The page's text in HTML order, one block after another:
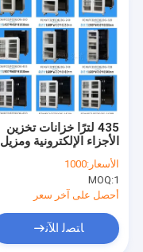
435 لترًا خزانات تخزين
الأجزاء الإلكترونية ومزيل
الرطوبة والدليل على
عدسات الكاميرا
الأسعار:1000
MOQ:1
أحصل على آخر سعر
ﺎﺘﺼﻟ ﺍﻶﻧ